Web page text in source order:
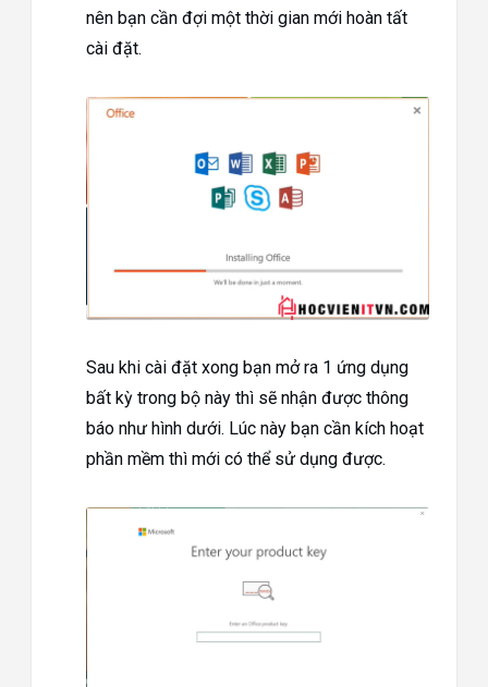
nên bạn cần đợi một thời gian mới hoàn tất
cài đặt.
Sau khi cài đặt xong bạn mở ra 1 ứng dụng
bất kỳ trong bộ này thì sẽ nhận được thông
báo như hình dưới. Lúc này bạn cần kích hoạt
phần mềm thì mới có thể sử dụng được.